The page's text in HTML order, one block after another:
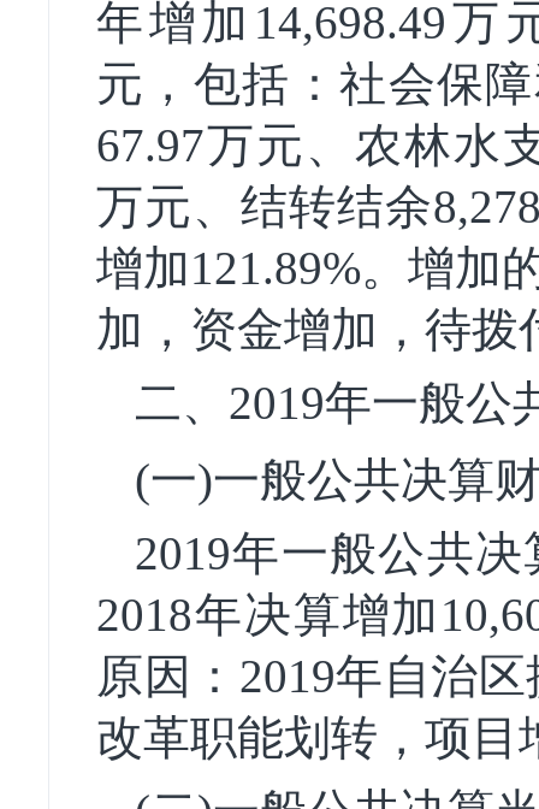
年增加14,698.49万
元，包括：社会保
67.97万元、农林水
万元、结转结余
增加121.89%。增加
加，资金增加，待拨
二、2019年一般公
(一)一般公共决算
2019年一般公共
2018年决算增加
原因：2019年自治
改革职能划转，项目